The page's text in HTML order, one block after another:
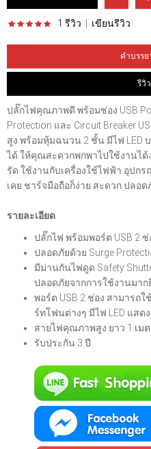
1 รีวิว เขียนรีวิว
คำบรร
รีวิ
ปลั๊กไฟคุณภาพดี พร้อมช่อง USB
Protection และ Circuit Breaker
สูง พร้อมหุ้มฉนวน 2 ชั้น มีไฟ LED
ได้ ให้คุณสะดวกพกพาไปใช้งานได้
รัด ใช้งานกับเครื่องใช้ไฟฟ้า อุปก
เคย ชาร์จมือถือก็ง่าย สะดวก ปลอ
รายละเอียด
ปลั๊กไฟ พร้อมพอร์ต USB 2 ช่
ปลอดภัยด้วย Surge
มีม่านกันไฟดูด Safety
ปลอดภัยจากการใช้งานมา
พอร์ต USB 2 ช่อง สามารถ
ร์ทโฟนต่างๆ มีไฟ LED แสด
สายไฟคุณภาพสูง ยาว 1 เม
รับประกัน 3 ปี